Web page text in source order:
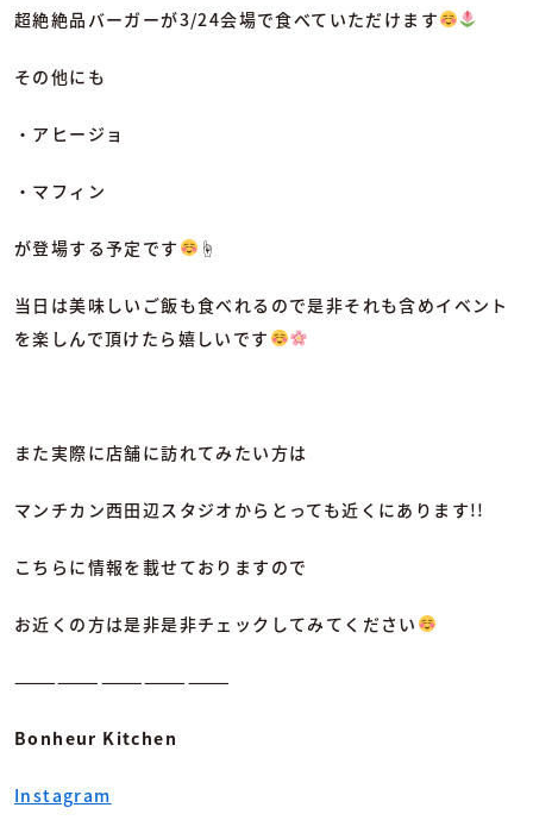
超絶絶品バーガーが3/24会場で食べていただけます
その他にも
・アヒージョ
・マフィン
が登場する予定です ☝
当日は美味しいご飯も食べれるので是非それも含めイベント
を楽しんで頂けたら嬉しいです
また実際に店舗に訪れてみたい方は
マンチカン西田辺スタジオからとっても近くにあります!!
こちらに情報を載せておりますので
お近くの方は是非是非チェックしてみてください
———————————————
Bonheur Kitchen
Instagram